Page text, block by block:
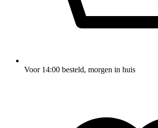
Voor 14:00 besteld, morgen in huis